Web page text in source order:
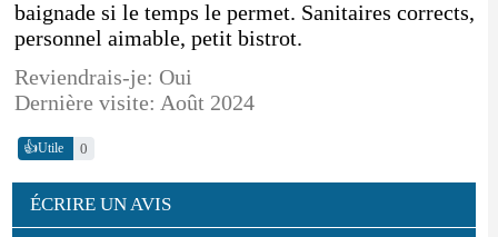
baignade si le temps le permet. Sanitaires corrects,
personnel aimable, petit bistrot.
Reviendrais-je: Oui
Dernière visite: Août 2024
👍Utile 0
ÉCRIRE UN AVIS